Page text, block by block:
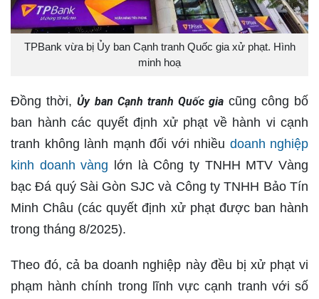
TPBank vừa bị Ủy ban Cạnh tranh Quốc gia xử phạt. Hình
minh hoạ
Đồng thời,Ủy ban Cạnh tranh Quốc gia cũng công bố
ban hành các quyết định xử phạt về hành vi cạnh
tranh không lành mạnh đối với nhiều doanh nghiệp
kinh doanh vàng lớn là Công ty TNHH MTV Vàng
bạc Đá quý Sài Gòn SJC và Công ty TNHH Bảo Tín
Minh Châu (các quyết định xử phạt được ban hành
trong tháng 8/2025).
Theo đó, cả ba doanh nghiệp này đều bị xử phạt vi
phạm hành chính trong lĩnh vực cạnh tranh với số